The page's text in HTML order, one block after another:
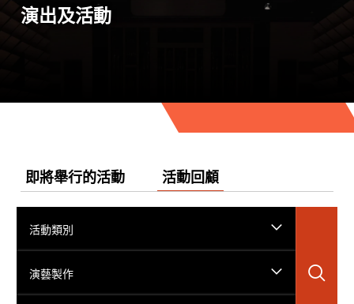
演出及活動
即將舉行的活動 活動回顧
活動類別
演藝製作